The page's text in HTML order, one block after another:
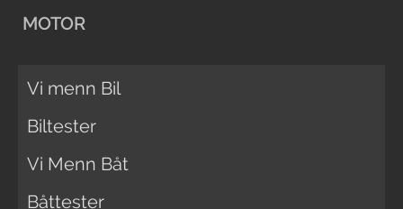
MOTOR
Vi menn Bil
Biltester
Vi Menn Båt
Båttester